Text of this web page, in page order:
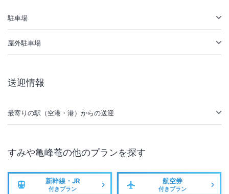
ます。
館内では携帯電話の電波が入りづらくなっております。
お子様連れの場合は、必ず予約時にご連絡ください。
２０２１年３月１日より全館【禁煙】となります。
駐車場
屋外駐車場
送迎情報
最寄りの駅（空港・港）からの送迎
すみや亀峰菴の他のプランを探す
新幹線・JR
付きプラン
航空券
付きプラン